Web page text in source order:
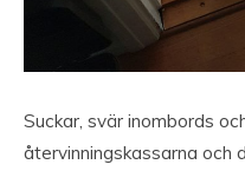
Suckar, svär inombords
återvinningskassarna och